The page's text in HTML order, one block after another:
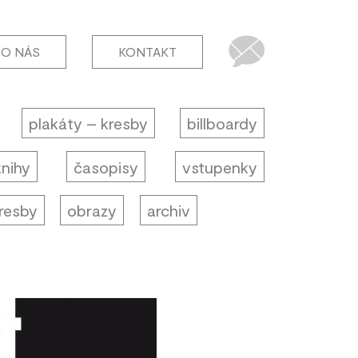
O NÁS KONTAKT
plakáty – kresby billboardy
časopisy vstupenky
obrazy archiv